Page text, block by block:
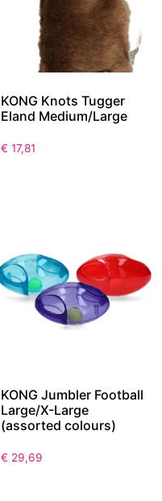
KONG Knots Tugger
Eland Medium/Large
€ 17,81
KONG Jumbler Football
Large/X-Large
(assorted colours)
€ 29,69